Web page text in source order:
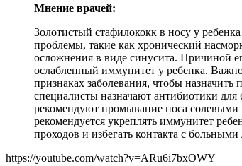
Мнение врачей:
Золотистый стафилококк в носу у
проблемы, такие как хронический
осложнения в виде синусита. Причиной
ослабленный иммунитет у ребенка.
признаках заболевания, чтобы
специалисты назначают антибиотики
рекомендуют промывание носа солевыми
рекомендуется укреплять иммунитет
проходов и избегать контакта с
https://youtube.com/watch?v=ARu6i7bxOWY